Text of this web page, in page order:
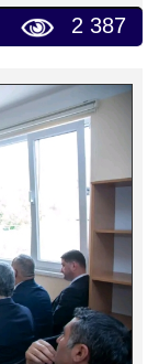
2 387